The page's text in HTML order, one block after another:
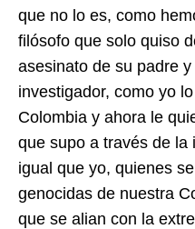
que no lo es, como
filósofo que solo quiso
asesinato de su padre
investigador, como yo
Colombia y ahora le
que supo a través de la
igual que yo, quienes
genocidas de nuestra
que se alian con la